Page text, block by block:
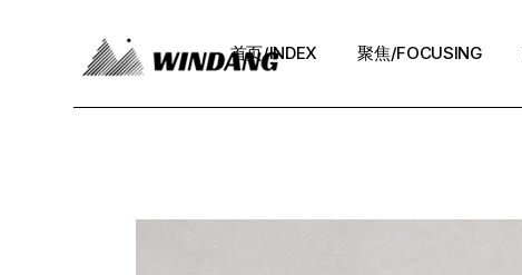
首页/INDEX 聚焦/FOCUSING